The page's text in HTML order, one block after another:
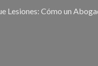
Lesiones: Cómo un